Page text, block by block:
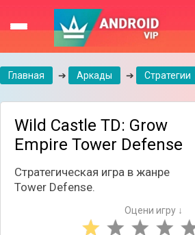
Главная ➔ Аркады ➔ Стратегии
Wild Castle TD: Grow
Empire Tower Defense
Стратегическая игра в жанре
Tower Defense.
Оцени игру ↓